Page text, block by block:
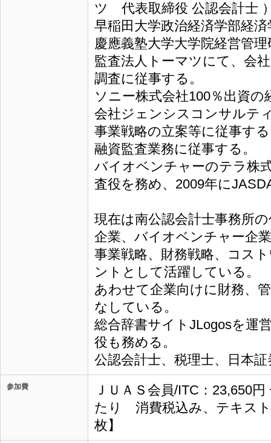
ツ 代表取締役 公認会計士
早稲田大学政治経済学部経
慶應義塾大学大学院経営管
監査法人トーマツにて、会
調査に従事する。
ソニー株式会社100％出資
会社ジェンシスコンサルテ
事業戦略の立案等に従事す
融資監査業務に従事する。
バイオベンチャーのテラ株
査役を務め、2009年に
現在は南公認会計士事務所
企業、バイオベンチャー企
事業戦略、財務戦略、コス
ントとして活躍している。
あわせて企業向けに財務、
なしている。
総合辞書サイトJLogosを運
役も務める。
公認会計士、税理士、日本
参加費
ＪＵＡＳ会員/ITC：23,650
たり 消費税込み、テキス
枚】